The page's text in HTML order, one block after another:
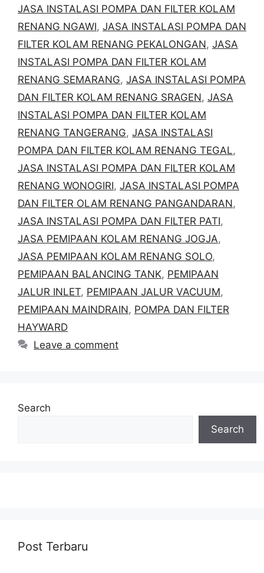
JASA INSTALASI POMPA DAN FILTER KOLAM
RENANG NGAWI, JASA INSTALASI POMPA DAN
FILTER KOLAM RENANG PEKALONGAN, JASA
INSTALASI POMPA DAN FILTER KOLAM
RENANG SEMARANG, JASA INSTALASI POMPA
DAN FILTER KOLAM RENANG SRAGEN, JASA
INSTALASI POMPA DAN FILTER KOLAM
RENANG TANGERANG, JASA INSTALASI
POMPA DAN FILTER KOLAM RENANG TEGAL,
JASA INSTALASI POMPA DAN FILTER KOLAM
RENANG WONOGIRI, JASA INSTALASI POMPA
DAN FILTER OLAM RENANG PANGANDARAN,
JASA INSTALASI POMPA DAN FILTER PATI,
JASA PEMIPAAN KOLAM RENANG JOGJA,
JASA PEMIPAAN KOLAM RENANG SOLO,
PEMIPAAN BALANCING TANK, PEMIPAAN
JALUR INLET, PEMIPAAN JALUR VACUUM,
PEMIPAAN MAINDRAIN, POMPA DAN FILTER
HAYWARD
Leave a comment
Search
Search
Post Terbaru